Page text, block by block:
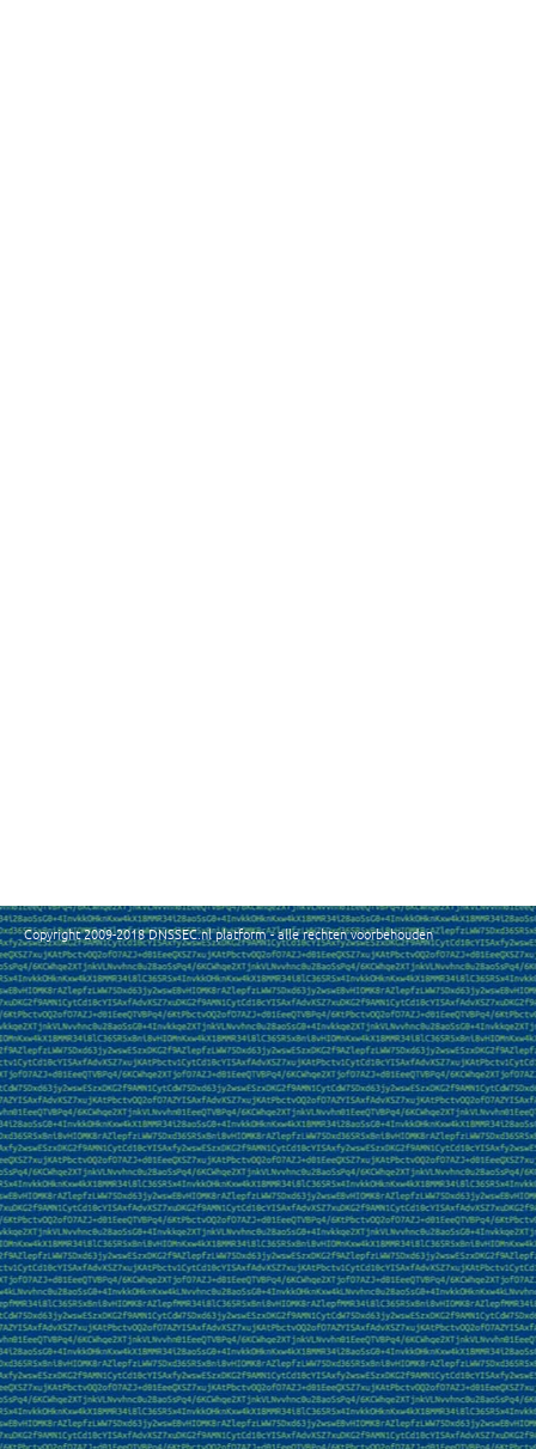
Copyright 2009-2018 DNSSEC.nl platform - alle rechten voorbehouden